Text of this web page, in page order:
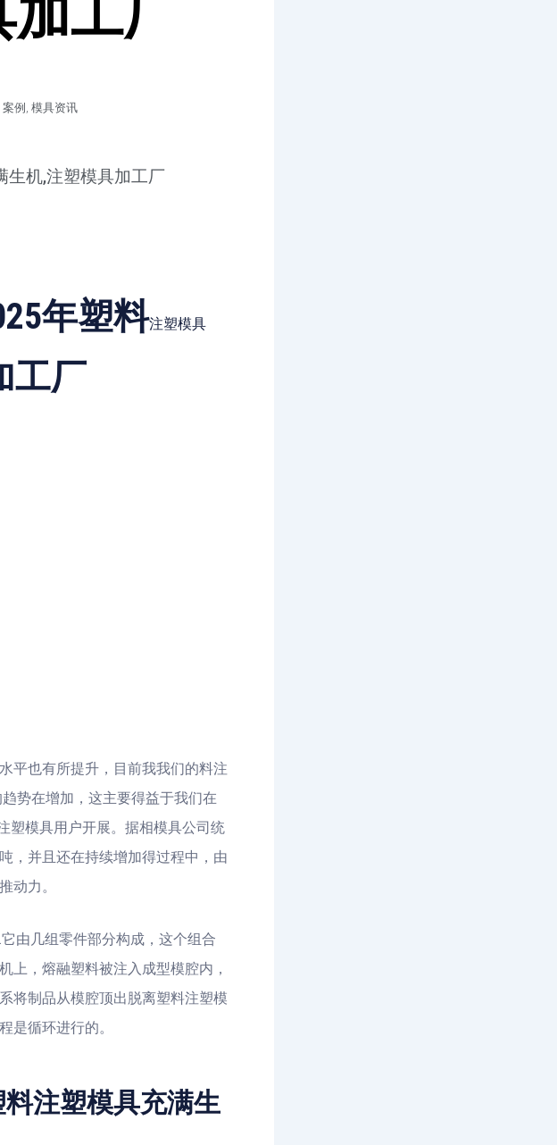
工厂
案例 模具资讯
生机,注塑模具加工厂
年塑料注塑模具
工厂
平也有所提升，目前我我们的料注
势在增加，这主要得益于我们在
塑模具用户开展。据相模具公司统
，并且还在持续增加得过程中，由
动力。
由几组零件部分构成，这个组合
上，熔融塑料被注入成型模腔内，
将制品从模腔顶出脱离塑料注塑模
是循环进行的。
注塑模具充满生